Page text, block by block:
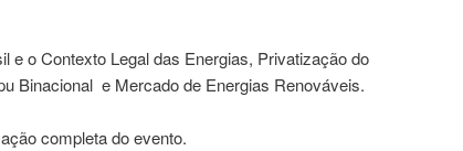
e o Contexto Legal das Energias, Privatização do
Binacional e Mercado de Energias Renováveis.
completa do evento.